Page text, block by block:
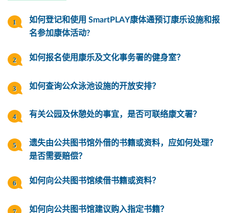
如何登记和使用 SmartPLAY康体通预订康乐设施和报
名参加康体活动?
如何报名使用康乐及文化事务署的健身室？
如何查询公众泳池设施的开放安排？
有关公园及休憩处的事宜，是否可联络康文署？
遗失由公共图书馆外借的书籍或资料，应如何处理？
是否需要赔偿？
如何向公共图书馆续借书籍或资料？
如何向公共图书馆建议购入指定书籍？